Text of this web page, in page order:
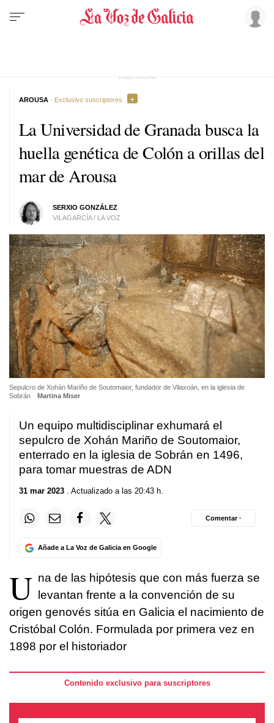
La Universidad de Granada busca la
huella genética de Colón a orillas del
mar de Arousa
SERXIO GONZÁLEZ
VILAGARCÍA / LA VOZ
AROUSA · Exclusivo suscriptores
Sepulcro de Xohán Mariño de Soutomaior, fundador de Vilaxoán, en la iglesia de
Sobrán
Martina Miser
Un equipo multidisciplinar exhumará el
sepulcro de Xohán Mariño de Soutomaior,
enterrado en la iglesia de Sobrán en 1496,
para tomar muestras de ADN
31 mar 2023 . Actualizado a las 20:43 h.
Añade a La Voz de Galicia en Google
Comentar ·
U na de las hipótesis que con más fuerza se
levantan frente a la convención de su
origen genovés sitúa en Galicia el nacimiento de
Cristóbal Colón. Formulada por primera vez en
1898 por el historiador
Contenido exclusivo para suscriptores